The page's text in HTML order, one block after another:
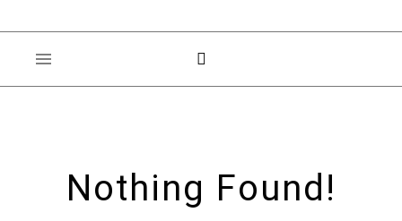
Nothing Found!